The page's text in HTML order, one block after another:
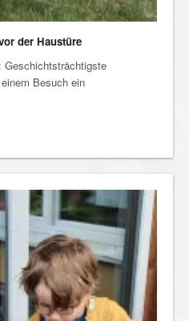
der Haustüre
Geschichtsträchtigste
Besuch ein